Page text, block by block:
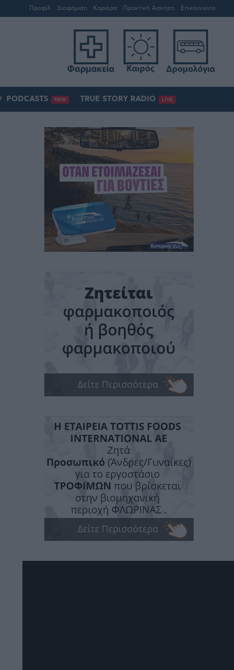
Προφίλ Διαφήμιση Καριέρα Πρακτική Άσκηση Επικοινωνία
PODCASTS NEW TRUE STORY RADIO LIVE